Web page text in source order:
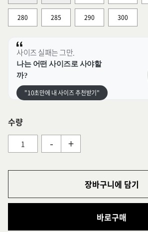
280 285 290 300
사이즈 실패는 그만.
나는 어떤 사이즈로 사야할
까?
"10초만에 내 사이즈 추천받기"
수량
- +
장바구니에 담기
바로구매